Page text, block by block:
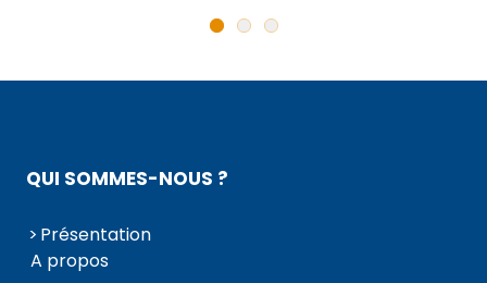
QUI SOMMES-NOUS ?
Présentation
A propos